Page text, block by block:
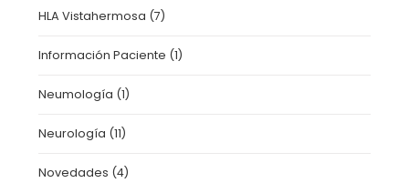
HLA Vistahermosa (7)
Información Paciente (1)
Neumología (1)
Neurología (11)
Novedades (4)